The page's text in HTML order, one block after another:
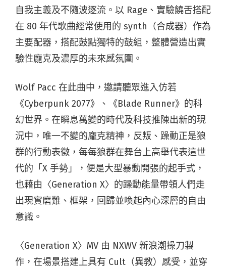
自我主義及不隨波逐流。以 Rage、實驗饒舌搭配
在 80 年代歌曲經常使用的 synth（合成器）作為
主要配器，搭配鼓點獨特的鼓組，整體營造出實
驗性龐克及濃厚的未來感氛圍。
Wolf Pacc 在此曲中，邀請聽眾進入仿若
《Cyberpunk 2077》、《Blade Runner》的科
幻世界。在瞬息萬變的時代及科技推陳出新的現
況中，唯一不變的龐克精神，反叛、躁動正是狼
群的行動表徵，每每狼群在舞台上高舉代表這世
代的「X 手勢」，便是大型暴動開張的起手式，
也藉由〈Generation X〉的躁動能量帶領人們走
出現實磨難、框架，回歸並喚起內心深層的自由
意識。
〈Generation X〉MV 由 NXWV 新浪潮操刀製
作，在場景搭建上具有 Cult（異教）感受，並穿